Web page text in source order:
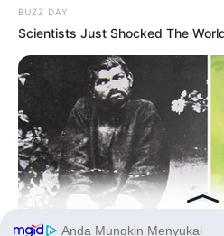
BUZZ DAY
Scientists Just Shocked The